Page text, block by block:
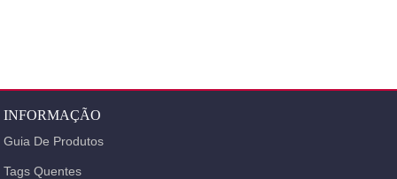
LAR PRODUTOS FITA REFLETIVA
FITA
REFLETIVA DE SUPER QUALIDADE
REFLETIVO TC
INFORMAÇÃO
Guia De Produtos
Tags Quentes